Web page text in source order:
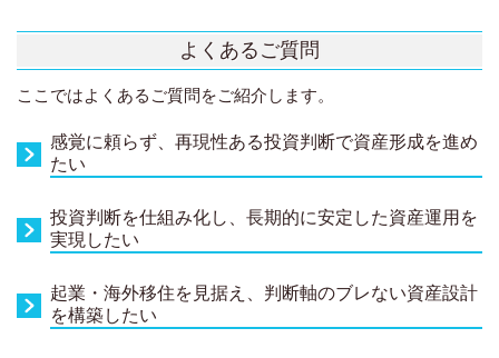
よくあるご質問
ここではよくあるご質問をご紹介します。
感覚に頼らず、再現性ある投資判断で資産形成を進め
たい
投資判断を仕組み化し、長期的に安定した資産運用を
実現したい
起業・海外移住を見据え、判断軸のブレない資産設計
を構築したい